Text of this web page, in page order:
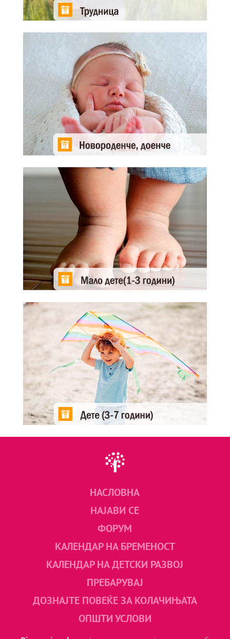
НАСЛОВНА
НАЈАВИ СЕ
ФОРУМ
КАЛЕНДАР НА БРЕМЕНОСТ
КАЛЕНДАР НА ДЕТСКИ РАЗВОЈ
ПРЕБАРУВАЈ
ДОЗНАЈТЕ ПОВЕЌЕ ЗА КОЛАЧИЊАТА
ОПШТИ УСЛОВИ